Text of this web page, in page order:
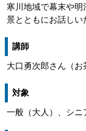
寒川地域で幕末や
景とともにお話しい
講師
大口勇次郎さん（お
対象
一般（大人）、シニ